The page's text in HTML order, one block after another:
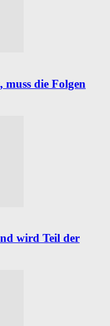
muss die Folgen
wird Teil der